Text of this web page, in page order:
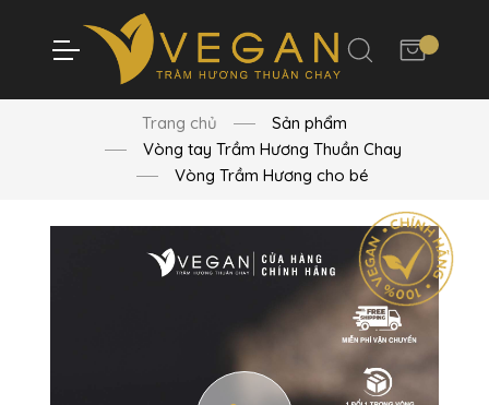
Trang chủ
Sản phẩm
Vòng tay Trầm Hương Thuần Chay
Vòng Trầm Hương cho bé